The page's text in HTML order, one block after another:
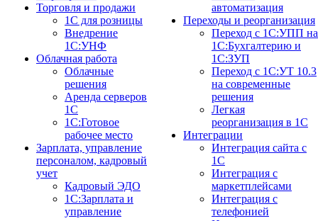
Торговля и продажи
1С для розницы
Внедрение
1С:УНФ
Облачная работа
Облачные
решения
Аренда серверов
1С
1C:Готовое
рабочее место
Зарплата, управление
персоналом, кадровый
учет
Кадровый ЭДО
1С:Зарплата и
управление
автоматизация
Переходы и реорганизация
Переход с 1С:УПП на
1С:Бухгалтерию и
1С:ЗУП
Переход с 1С:УТ 10.3
на современные
решения
Легкая
реорганизация в 1С
Интеграции
Интеграция сайта с
1С
Интеграция с
маркетплейсами
Интеграция с
телефонией